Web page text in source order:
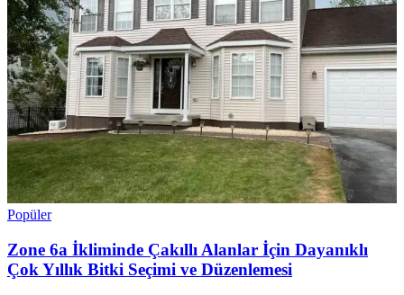
Popüler
Zone 6a İkliminde Çakıllı Alanlar İçin Dayanıklı
Çok Yıllık Bitki Seçimi ve Düzenlemesi